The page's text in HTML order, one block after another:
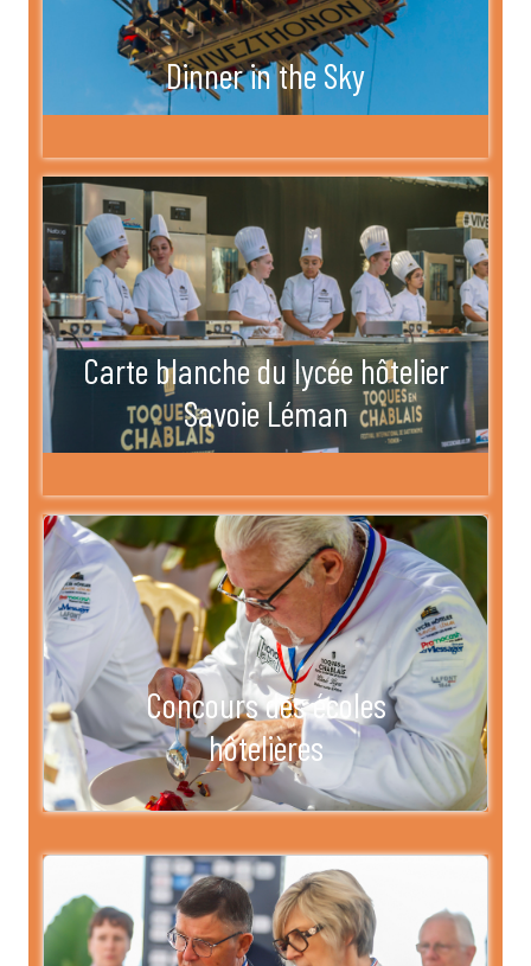
Dinner in the Sky
Carte blanche du lycée hôtelier
Savoie Léman
Concours des écoles
hôtelières